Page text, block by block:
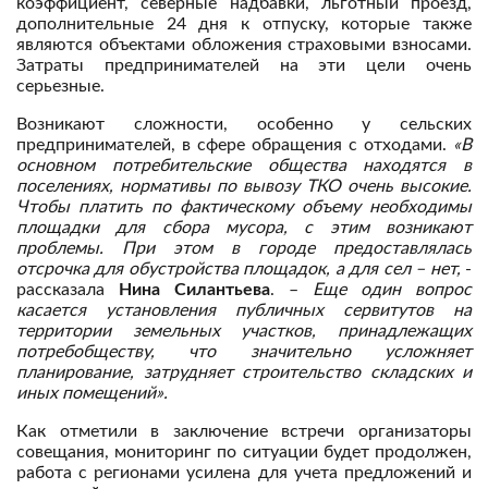
дополнительные 24 дня к отпуску, которые также
являются объектами обложения страховыми взносами.
Затраты предпринимателей на эти цели очень
серьезные.
Возникают сложности, особенно у сельских
предпринимателей, в сфере обращения с отходами. «В
основном потребительские общества находятся в
поселениях, нормативы по вывозу ТКО очень высокие.
Чтобы платить по фактическому объему необходимы
площадки для сбора мусора, с этим возникают
проблемы. При этом в городе предоставлялась
отсрочка для обустройства площадок, а для сел – нет, -
рассказала
Нина Силантьева. – Еще один вопрос
касается установления публичных сервитутов на
территории земельных участков, принадлежащих
потребобществу, что значительно усложняет
планирование, затрудняет строительство складских и
иных помещений».
Как отметили в заключение встречи организаторы
совещания, мониторинг по ситуации будет продолжен,
работа с регионами усилена для учета предложений и